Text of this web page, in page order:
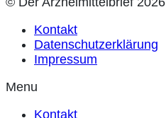
Kontakt
Datenschutzerklärung
Impressum
Menu
Kontakt